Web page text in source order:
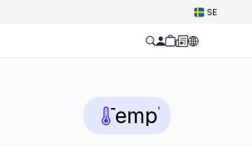
SE
Select Language
Temp°C